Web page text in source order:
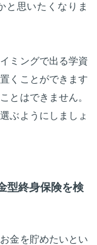
と思いたくなりま
ミングで出る学資
くことができます
とはできません。
ぶようにしましょ
型終身保険を検
金を貯めたいとい